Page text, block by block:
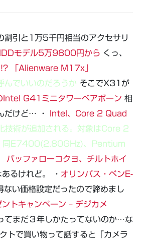
引と1万5千円相当のアクセサリ
モデル5万9800円から くっ、
「Alienware M17x」
でいいのだろうか そこでX31が
G41ミニタワーベアボーン 相
だけど… ・
Intel、Core 2 Quad
技術が追加される。対象はCore 2
E7400(2.80GHz)、Pentium
バッファローコクヨ、チルトホイ
るけれど。 ・ オリンパス・ペンE-
ない価格設定だったので諦めまし
トキャンペーン – デジカメ
てまだ３年しかたってないのか…な
トで買い物って話すると「カメラ